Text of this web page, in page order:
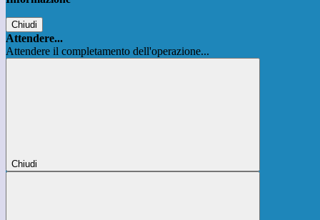
Chiudi
Attendere...
Attendere il completamento dell'operazione...
Chiudi